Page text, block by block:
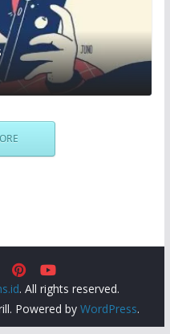
. All rights reserved.
Powered by WordPress.